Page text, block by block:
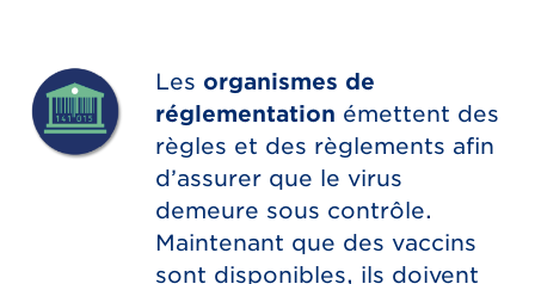
Les organismes de
réglementation émettent des
règles et des règlements afin
d’assurer que le virus
demeure sous contrôle.
Maintenant que des vaccins
sont disponibles, ils doivent